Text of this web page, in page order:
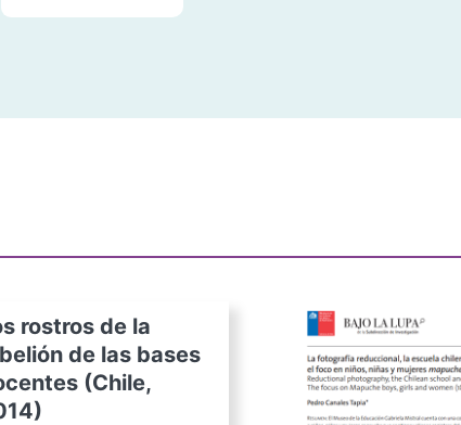
rostros de la
de las bases
(Chile,